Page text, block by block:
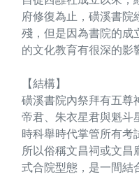
府修復為止，磺溪書院
殘，但是因為書院的成
的文化教育有很深的影
【結構】
磺溪書院內祭拜有五尊
帝君、朱衣星君與魁斗
時科舉時代掌管所有考
所以俗稱文昌祠或文昌
式合院型態，是一間結